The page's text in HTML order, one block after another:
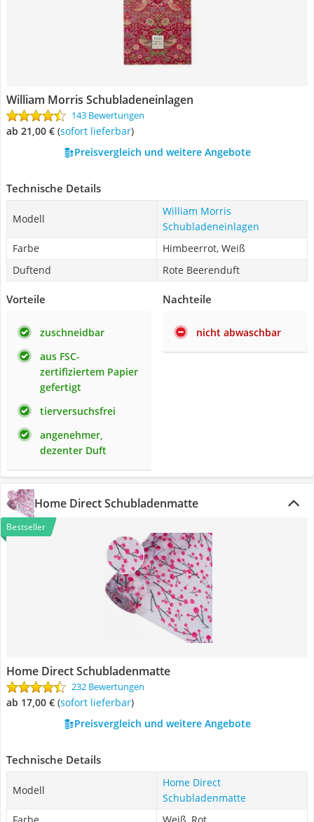
William Morris Schubladeneinlagen
143 Bewertungen
ab 21,00 € ( Sofort lieferbar)
Preisvergleich und weitere Angebote
Technische Details
Modell
William Morris
Schubladeneinlagen
Farbe
Himbeerrot, Weiß
Duftend
Rote Beerenduft
Vorteile
zuschneidbar
aus FSC-
zertifiziertem Papier
gefertigt
tierversuchsfrei
angenehmer,
dezenter Duft
Nachteile
nicht abwaschbar
Home Direct Schubladenmatte
Bestseller
Home Direct Schubladenmatte
232 Bewertungen
ab 17,00 € ( Sofort lieferbar)
Preisvergleich und weitere Angebote
Technische Details
Modell
Home Direct
Schubladenmatte